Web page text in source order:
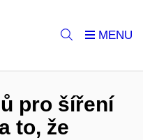
pro šíření
to, že